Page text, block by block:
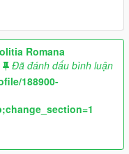
Romana
Đã đánh dấu bình luận
188900-